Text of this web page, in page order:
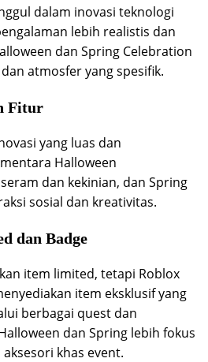
dalam inovasi teknologi
lebih realistis dan
dan Spring Celebration
atmosfer yang spesifik.
Fitur
yang luas dan
Halloween
dan kekinian, dan Spring
sosial dan kreativitas.
dan Badge
item limited, tetapi Roblox
item eksklusif yang
berbagai quest dan
dan Spring lebih fokus
khas event.